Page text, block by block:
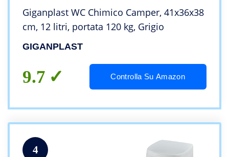
Giganplast WC Chimico Camper, 41x36x38
cm, 12 litri, portata 120 kg, Grigio
GIGANPLAST
9.7 Controlla Su Amazon
4